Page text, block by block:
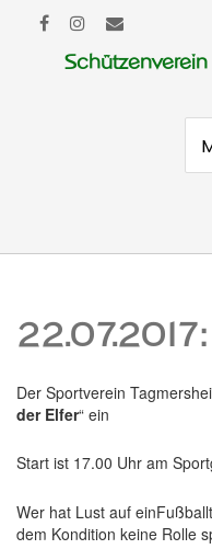
22.07.2017:
Der Sportverein
der Elfer“ ein
Start ist 17.00 Uhr am
Wer hat Lust auf
dem Kondition keine Rolle